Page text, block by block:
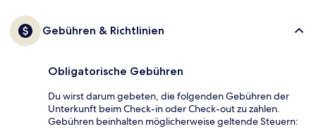
Gebühren & Richtlinien
Obligatorische Gebühren
Du wirst darum gebeten, die folgenden Gebühren der
Unterkunft beim Check-in oder Check-out zu zahlen.
Gebühren beinhalten möglicherweise geltende Steuern: